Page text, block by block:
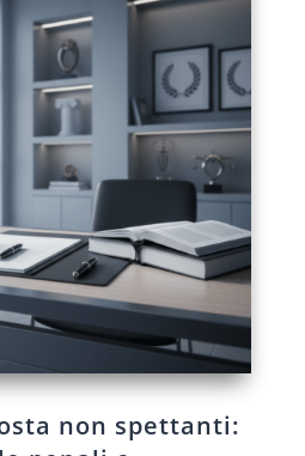
non spettanti: